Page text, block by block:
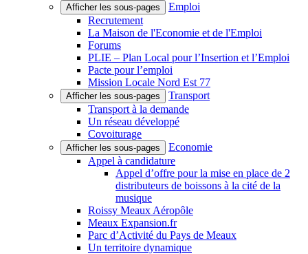
Afficher les sous-pages
Emploi
Recrutement
La Maison de l'Economie et de l'Emploi
Forums
PLIE – Plan Local pour l’Insertion et l’Emploi
Pacte pour l’emploi
Mission Locale Nord Est 77
Afficher les sous-pages
Transport
Transport à la demande
Un réseau développé
Covoiturage
Afficher les sous-pages
Economie
Appel à candidature
Appel d’offre pour la mise en place de 2
distributeurs de boissons à la cité de la
musique
Roissy Meaux Aéropôle
Meaux Expansion.fr
Parc d’Activité du Pays de Meaux
Un territoire dynamique